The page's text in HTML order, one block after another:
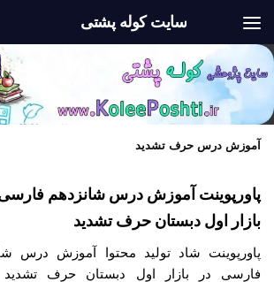
سایت کوله پشتی
آموزش درس حرف تشدید
پاورپوینت آموزش درس شانزدهم فارسی
بازار اول دبستان حرف تشدید
پاورپوینت شاد تولید محتوا آموزش درس
فارسی در بازار اول دبستان حرف تشدید